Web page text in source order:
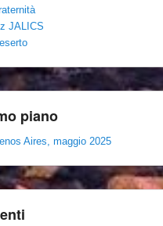
JALICS
piano
Aires, maggio 2025